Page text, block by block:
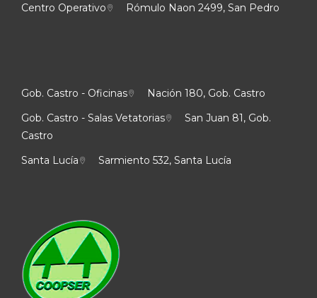
Centro Operativo
Rómulo Naon 2499, San Pedro
Gob. Castro - Oficinas
Nación 180, Gob. Castro
Gob. Castro - Salas Vetatorias
San Juan 81, Gob.
Castro
Santa Lucía
Sarmiento 532, Santa Lucía